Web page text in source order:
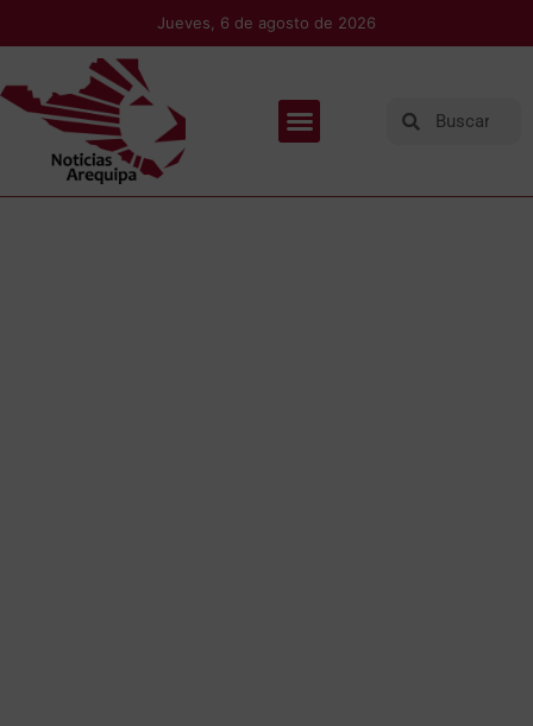
Jueves, 6 de agosto de 2026